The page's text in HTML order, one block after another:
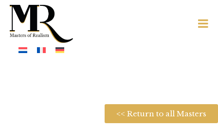
<< Return to all Masters